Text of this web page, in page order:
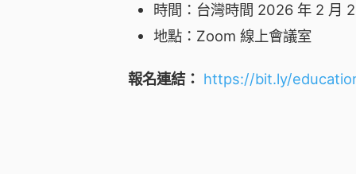
時間：台灣時間 2026 年 2 月
地點：Zoom 線上會議室
報名連結： https://bit.ly/